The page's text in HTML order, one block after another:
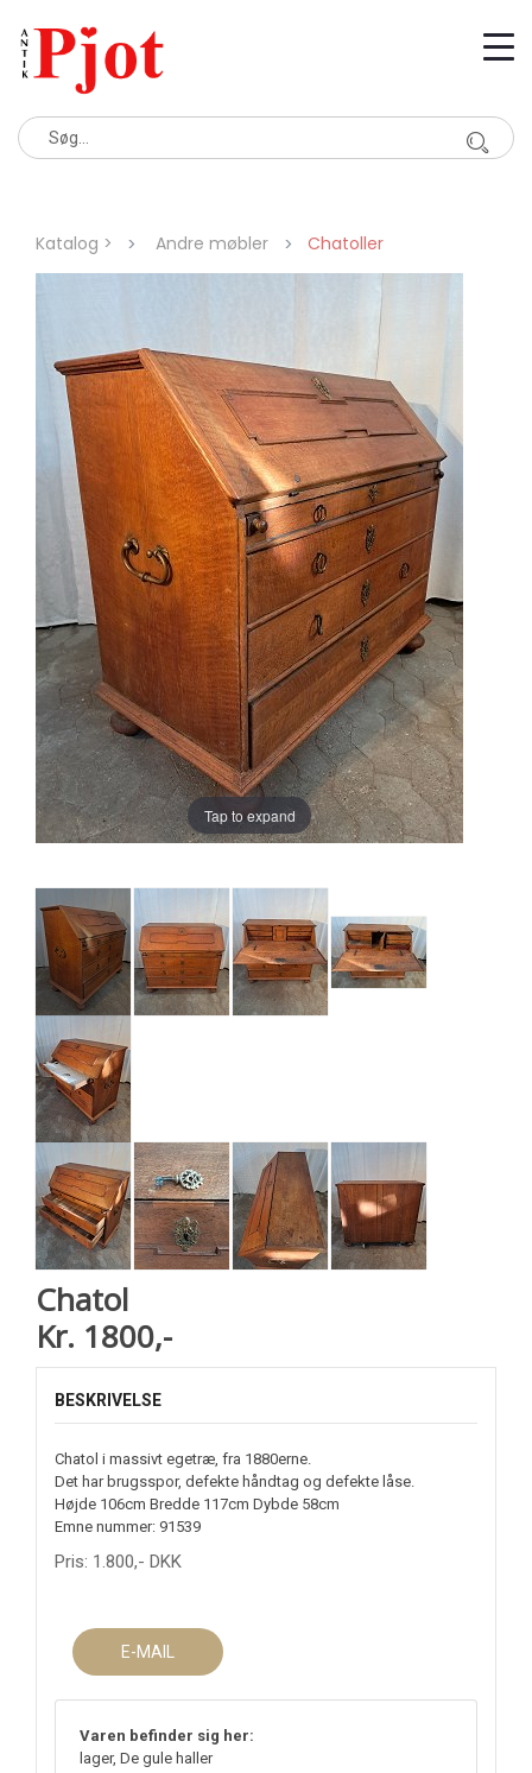
Katalog > Andre møbler Chatoller
Tap to expand
Chatol
Kr. 1800,-
BESKRIVELSE
Chatol i massivt egetræ, fra 1880erne.
Det har brugsspor, defekte håndtag og defekte låse.
Højde 106cm Bredde 117cm Dybde 58cm
Emne nummer: 91539
Pris: 1.800,- DKK
E-MAIL
Varen befinder sig her:
lager, De gule haller